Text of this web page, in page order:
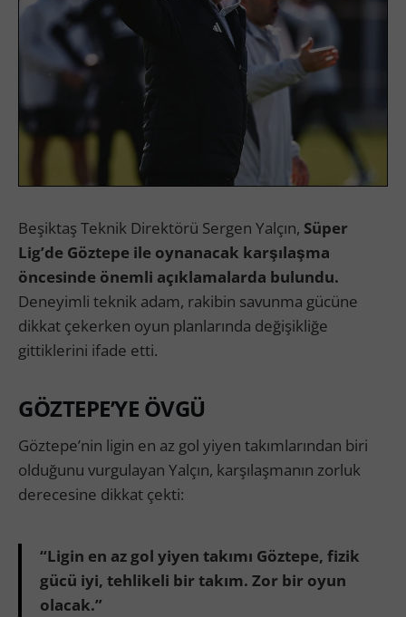
Beşiktaş Teknik Direktörü Sergen Yalçın, Süper
Lig’de Göztepe ile oynanacak karşılaşma
öncesinde önemli açıklamalarda bulundu.
Deneyimli teknik adam, rakibin savunma gücüne
dikkat çekerken oyun planlarında değişikliğe
gittiklerini ifade etti.
GÖZTEPE’YE ÖVGÜ
Göztepe’nin ligin en az gol yiyen takımlarından biri
olduğunu vurgulayan Yalçın, karşılaşmanın zorluk
derecesine dikkat çekti:
“Ligin en az gol yiyen takımı Göztepe, fizik
gücü iyi, tehlikeli bir takım. Zor bir oyun
olacak.”